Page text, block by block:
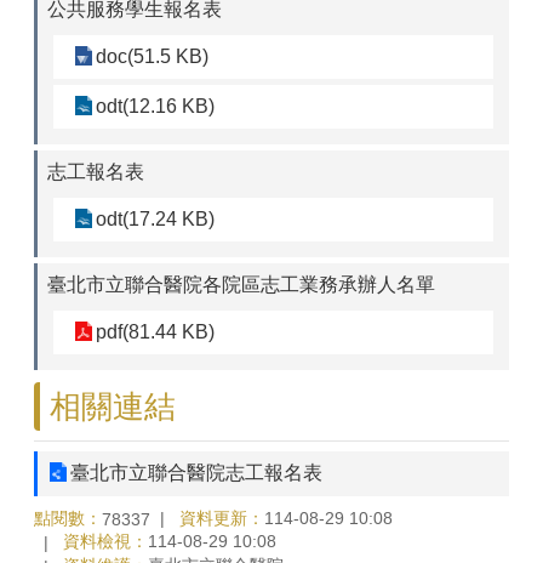
公共服務學生報名表
doc(51.5 KB)
odt(12.16 KB)
志工報名表
odt(17.24 KB)
臺北市立聯合醫院各院區志工業務承辦人名單
pdf(81.44 KB)
相關連結
臺北市立聯合醫院志工報名表
點閱數： 78337 資料更新： 114-08-29 10:08
資料檢視： 114-08-29 10:08